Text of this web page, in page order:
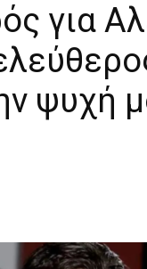
για
ψυχή